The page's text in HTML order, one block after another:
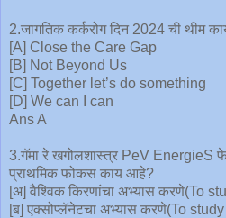
2.जागतिक कर्करोग दिन 2024 ची थीम
[A] Close the Care Gap
[B] Not Beyond Us
[C] Together let’s do something
[D] We can I can
Ans A
3.गॅमा रे खगोलशास्त्र PeV EnergieS
प्राथमिक फोकस काय आहे?
[अ] वैश्विक किरणांचा अभ्यास करणे(To
[ब] एक्सोप्लॅनेटचा अभ्यास करणे(To